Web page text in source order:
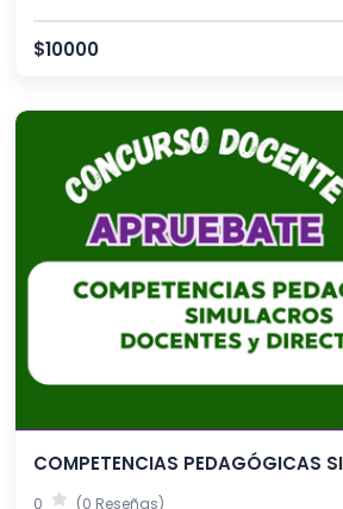
$10000
COMPETENCIAS PEDAGÓGICAS
0 (0 Reseñas)